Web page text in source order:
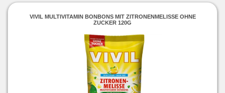
VIVIL MULTIVITAMIN BONBONS MIT ZITRONENMELISSE OHNE
ZUCKER 120G